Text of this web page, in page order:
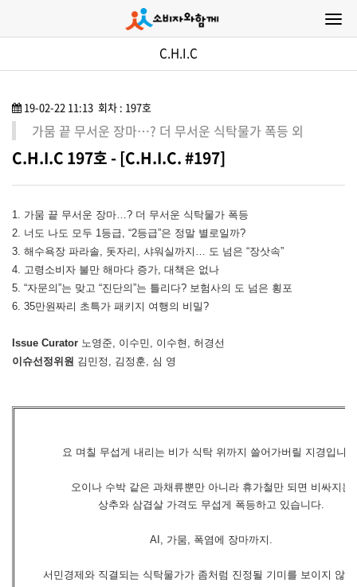
C.H.I.C
19-02-22 11:13 회차 : 197호
가뭄 끝 무서운 장마…? 더 무서운 식탁물가 폭등 외
C.H.I.C 197호 - [C.H.I.C. #197]
1. 가뭄 끝 무서운 장마…? 더 무서운 식탁물가 폭등
2. 너도 나도 모두 1등급, “2등급”은 정말 별로일까?
3. 해수욕장 파라솔, 돗자리, 샤워실까지… 도 넘은 “장삿속”
4. 고령소비자 불만 해마다 증가, 대책은 없나
5. “자문의”는 맞고 “진단의”는 틀리다? 보험사의 도 넘은 횡포
6. 35만원짜리 초특가 패키지 여행의 비밀?
Issue Curator 노영준, 이수민, 이수현, 허경선
이슈선정위원 김민정, 김정훈, 심 영
요 며칠 무섭게 내리는 비가 식탁 위까지 쓸어가버릴 지경입니
오이나 수박 같은 과채류뿐만 아니라 휴가철만 되면 비싸지는
상추와 삼겹살 가격도 무섭게 폭등하고 있습니다.
AI, 가뭄, 폭염에 장마까지.
서민경제와 직결되는 식탁물가가 좀처럼 진정될 기미를 보이지 않